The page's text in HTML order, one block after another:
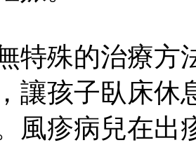
殊的治療方
讓孩子臥床休
風疹病兒在出